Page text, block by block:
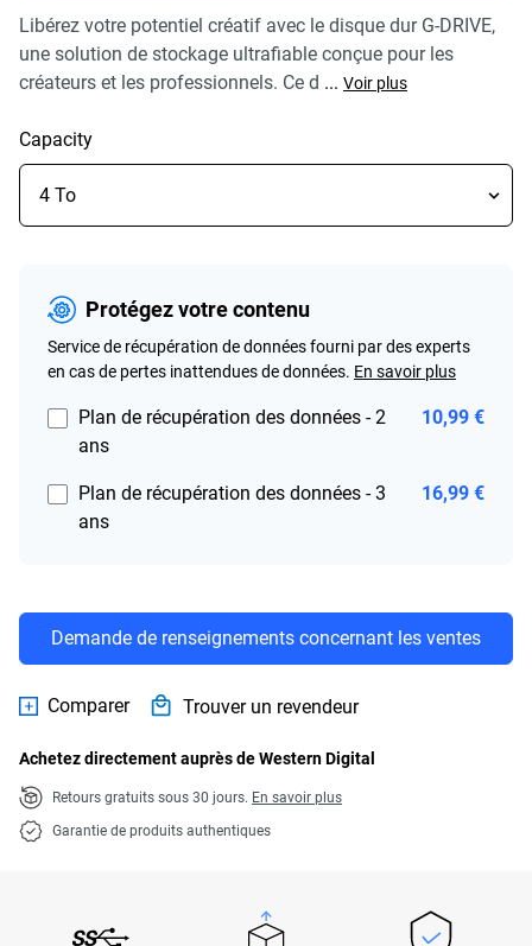
Libérez votre potentiel créatif avec le disque dur G-DRIVE,
une solution de stockage ultrafiable conçue pour les
créateurs et les professionnels. Ce d ... Voir plus
Capacity
Protégez votre contenu
Service de récupération de données fourni par des experts
en cas de pertes inattendues de données. En savoir plus
Plan de récupération des données - 2
ans
10,99 €
Plan de récupération des données - 3
ans
16,99 €
Demande de renseignements concernant les ventes
Comparer Trouver un revendeur
Achetez directement auprès de Western Digital
Retours gratuits sous 30 jours. En savoir plus
Garantie de produits authentiques